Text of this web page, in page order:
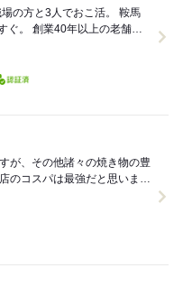
が、その他諸々の焼き物の豊
のコスパは最強だと思いま